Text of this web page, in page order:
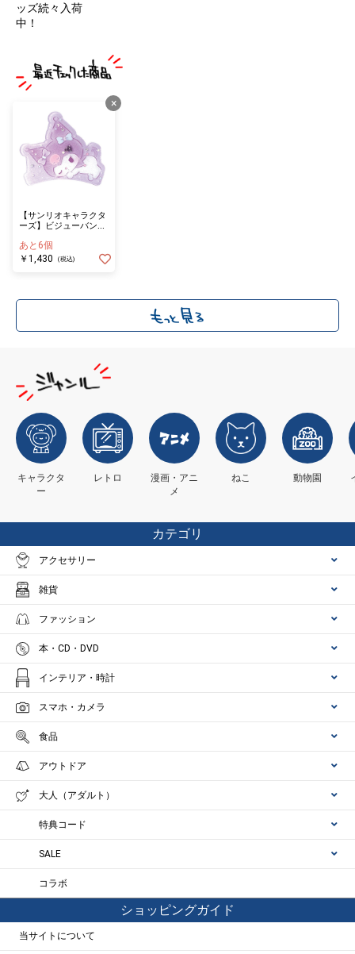
ッズ続々入荷
中！
×
【サンリオキャラクタ
ーズ】ビジューバンス
あと6個
￥1,430
(税込)
キャラクタ
ー
レトロ
漫画・アニ
メ
ねこ 動物園
カテゴリ
アクセサリー
雑貨
ファッション
本・CD・DVD
インテリア・時計
スマホ・カメラ
食品
アウトドア
大人（アダルト）
特典コード
SALE
コラボ
ショッピングガイド
当サイトについて